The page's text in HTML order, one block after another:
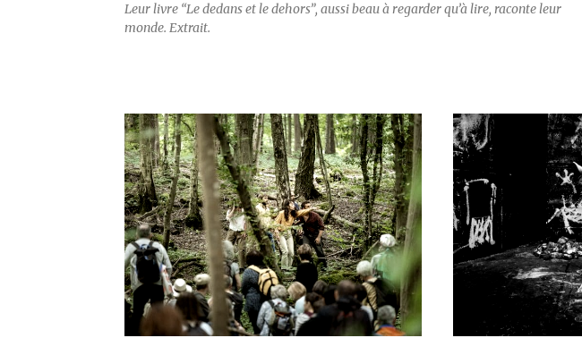
Leur livre “Le dedans et le dehors”, aussi beau à regarder qu’à lire, raconte leur
monde. Extrait.